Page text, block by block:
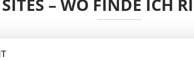
– WO FINDE ICH